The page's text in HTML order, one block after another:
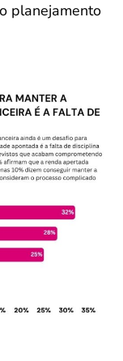
planejamento